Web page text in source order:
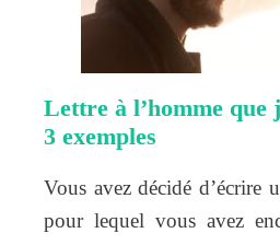
Lettre à l’homme que
3 exemples
Vous avez décidé d’écrire
pour lequel vous avez